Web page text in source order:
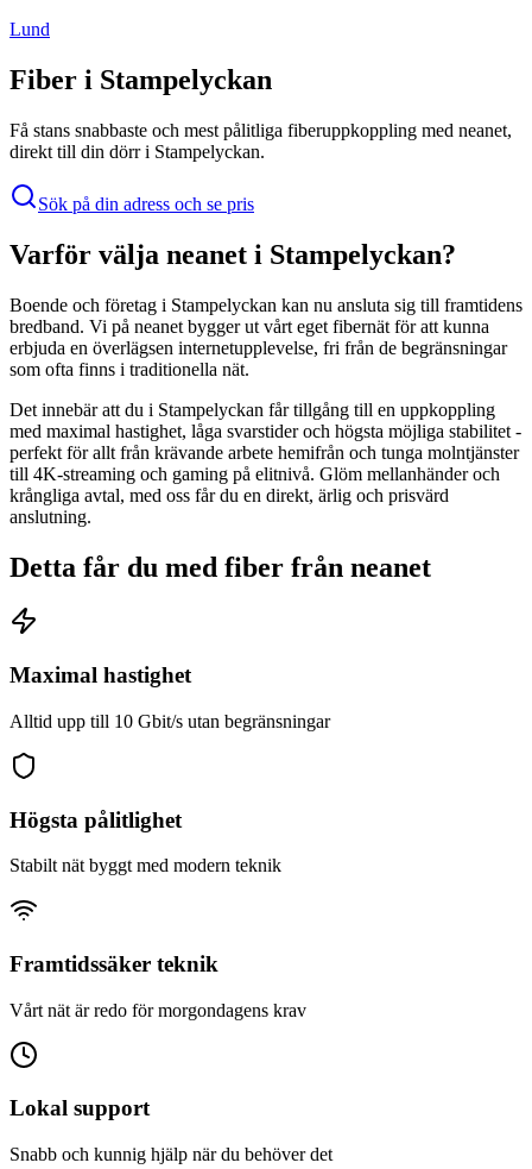
Lund
Fiber i Stampelyckan
Få stans snabbaste och mest pålitliga fiberuppkoppling med neanet,
direkt till din dörr i Stampelyckan.
Sök på din adress och se pris
Varför välja neanet i Stampelyckan?
Boende och företag i Stampelyckan kan nu ansluta sig till framtidens
bredband. Vi på neanet bygger ut vårt eget fibernät för att kunna
erbjuda en överlägsen internetupplevelse, fri från de begränsningar
som ofta finns i traditionella nät.
Det innebär att du i Stampelyckan får tillgång till en uppkoppling
med maximal hastighet, låga svarstider och högsta möjliga stabilitet -
perfekt för allt från krävande arbete hemifrån och tunga molntjänster
till 4K-streaming och gaming på elitnivå. Glöm mellanhänder och
krångliga avtal, med oss får du en direkt, ärlig och prisvärd
anslutning.
Detta får du med fiber från neanet
Maximal hastighet
Alltid upp till 10 Gbit/s utan begränsningar
Högsta pålitlighet
Stabilt nät byggt med modern teknik
Framtidssäker teknik
Vårt nät är redo för morgondagens krav
Lokal support
Snabb och kunnig hjälp när du behöver det